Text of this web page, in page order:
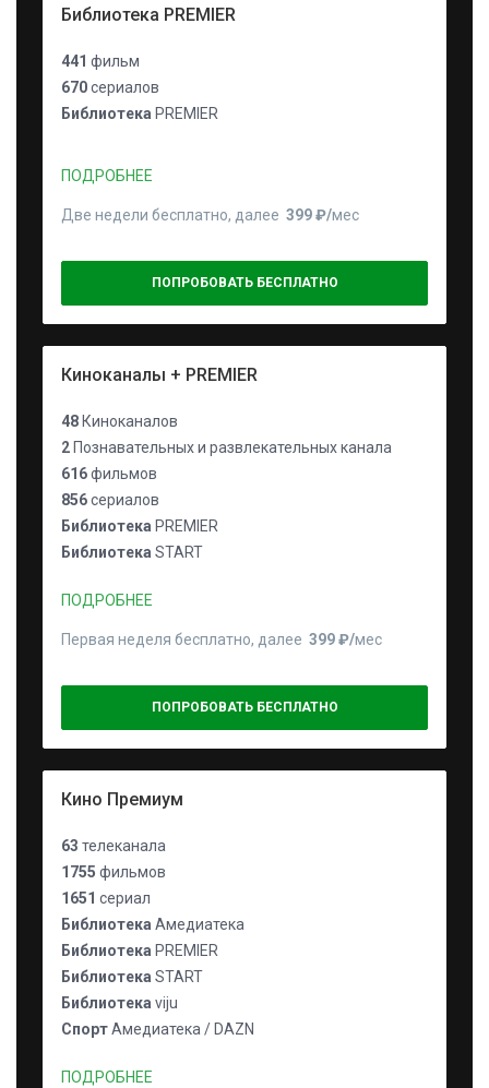
Библиотека PREMIER
441 фильм
670сериалов
Библиотека PREMIER
ПОДРОБНЕЕ
Две недели бесплатно, далее 399 ₽⁠/⁠мес
ПОПРОБОВАТЬ БЕСПЛАТНО
Киноканалы + PREMIER
48 Киноканалов
2 Познавательных и развлекательных канала
616фильмов
856сериалов
Библиотека PREMIER
Библиотека START
ПОДРОБНЕЕ
Первая неделя бесплатно, далее 399 ₽⁠/⁠мес
ПОПРОБОВАТЬ БЕСПЛАТНО
Кино Премиум
63 телеканала
1755 фильмов
1651 сериал
Библиотека Амедиатека
Библиотека PREMIER
Библиотека START
Библиотека viju
СпортАмедиатека / DAZN
ПОДРОБНЕЕ